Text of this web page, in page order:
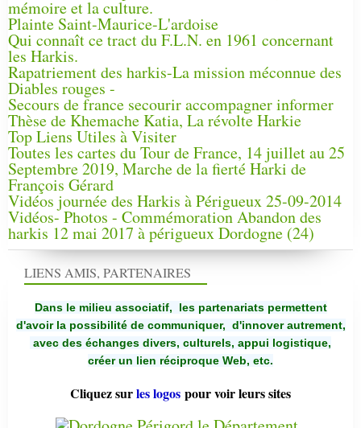
mémoire et la culture.
Plainte Saint-Maurice-L'ardoise
Qui connaît ce tract du F.L.N. en 1961 concernant
les Harkis.
Rapatriement des harkis-La mission méconnue des
Diables rouges -
Secours de france secourir accompagner informer
Thèse de Khemache Katia, La révolte Harkie
Top Liens Utiles à Visiter
Toutes les cartes du Tour de France, 14 juillet au 25
Septembre 2019, Marche de la fierté Harki de
François Gérard
Vidéos journée des Harkis à Périgueux 25-09-2014
Vidéos- Photos - Commémoration Abandon des
harkis 12 mai 2017 à périgueux Dordogne (24)
LIENS AMIS, PARTENAIRES
Dans le milieu associatif, les partenariats permettent
d'avoir la possibilité de communiquer, d'innover autrement,
avec des échanges divers, culturels, appui logistique,
créer un lien réciproque Web, etc.
Cliquez surles logos pour voir leurs sites